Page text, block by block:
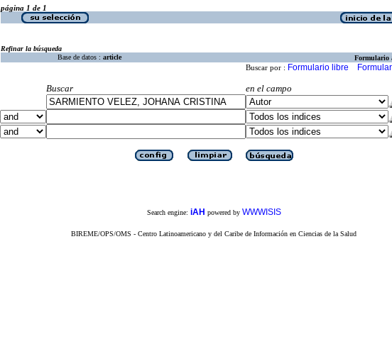
página 1 de 1
Refinar la búsqueda
Base de datos : article Formulario
Buscar por : Formulario libre
Buscar
en el campo
Search engine: iAH powered by WWWISIS
BIREME/OPS/OMS - Centro Latinoamericano y del Caribe de Información en Ciencias de la Salud